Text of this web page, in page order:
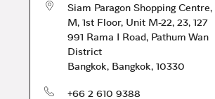
Siam Paragon Shopping Centre,
M, 1st Floor, Unit M-22, 23, 127
991 Rama I Road, Pathum Wan
District
Bangkok, Bangkok, 10330
电话号码+66 2 610 9388